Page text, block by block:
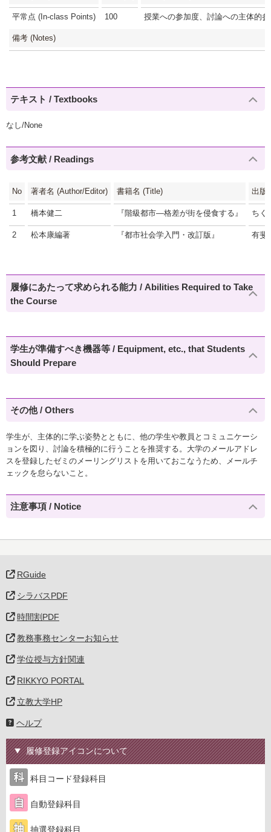
平常点 (In-class Points) 100 授業への参加度、討論への主体的
備考 (Notes)
テキスト / Textbooks
なし/None
参考文献 / Readings
No 著者名 (Author/Editor) 書籍名 (Title) 出版
1 橋本健二 『階級都市―格差が街を侵食する』 ちく
2 松本康編著 『都市社会学入門・改訂版』 有斐
履修にあたって求められる能力 / Abilities Required to Take
the Course
学生が準備すべき機器等 / Equipment, etc., that Students
Should Prepare
その他 / Others
学生が、主体的に学ぶ姿勢とともに、他の学生や教員とコミュニケーシ
ョンを図り、討論を積極的に行うことを推奨する。大学のメールアドレ
スを登録したゼミのメーリングリストを用いておこなうため、メールチ
ェックを怠らないこと。
注意事項 / Notice
RGuide
シラバスPDF
時間割PDF
教務事務センターお知らせ
学位授与方針関連
RIKKYO PORTAL
立教大学HP
ヘルプ
履修登録アイコンについて
科目コード登録科目
自動登録科目
抽選登録科目